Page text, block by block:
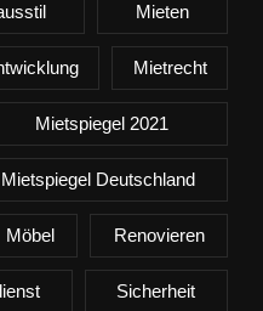
Mieten
Mietrecht
Mietspiegel 2021
Mietspiegel Deutschland
Möbel Renovieren
Sicherheit